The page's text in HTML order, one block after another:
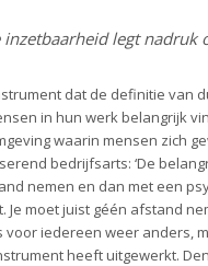
legt nadruk
dat de definitie
in hun werk belangrijk
waarin mensen zich
bedrijfsarts: ‘De
nemen en dan met een
Je moet juist géén afstand
voor iedereen weer
heeft uitgewerkt.